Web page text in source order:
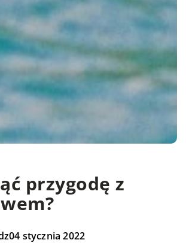
przygodę z
04 stycznia 2022